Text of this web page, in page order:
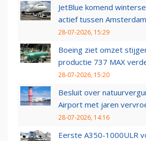
JetBlue komend
actief tussen
28-07-2026, 15:29
Boeing ziet omzet
productie 737 MAX
28-07-2026, 15:20
Besluit over
Airport met jaren
28-07-2026, 14:16
Eerste A350-1000ULR